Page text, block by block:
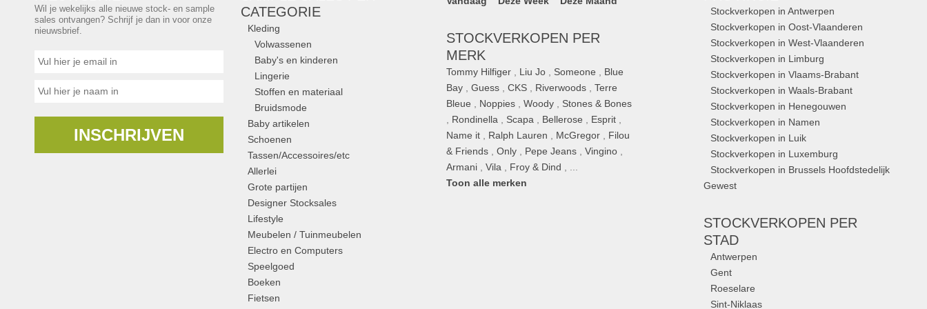
Wil je wekelijks alle nieuwe stock- en sample
sales ontvangen? Schrijf je dan in voor onze
nieuwsbrief.
INSCHRIJVEN
CATEGORIE
Kleding
Volwassenen
Baby's en kinderen
Lingerie
Stoffen en materiaal
Bruidsmode
Baby artikelen
Schoenen
Tassen/Accessoires/etc
Allerlei
Grote partijen
Designer Stocksales
Lifestyle
Meubelen / Tuinmeubelen
Electro en Computers
Speelgoed
Boeken
Fietsen
STOCKVERKOPEN PER
MERK
Tommy Hilfiger Liu Jo Someone
Blue
Bay ,Guess ,CKS Riverwoods ,Terre
Bleue
Noppies ,Woody
Stones & Bones
Rondinella Scapa Bellerose Esprit
Name it
Ralph Lauren McGregor
Filou
& Friends ,Only Pepe Jeans ,Vingino
Armani ,Vila Froy & Dind
Toon alle merken
Stockverkopen in Antwerpen
Stockverkopen in Oost-Vlaanderen
Stockverkopen in West-Vlaanderen
Stockverkopen in Limburg
Stockverkopen in Vlaams-Brabant
Stockverkopen in Waals-Brabant
Stockverkopen in Henegouwen
Stockverkopen in Namen
Stockverkopen in Luik
Stockverkopen in Luxemburg
Stockverkopen in Brussels Hoofdstedelijk
Gewest
STOCKVERKOPEN PER
STAD
Antwerpen
Gent
Roeselare
Sint-Niklaas